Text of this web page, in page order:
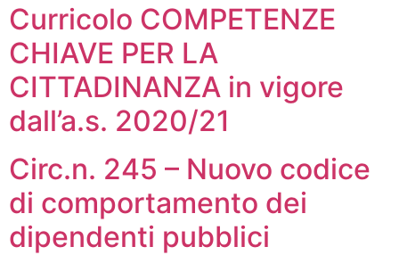
Curricolo COMPETENZE
CHIAVE PER LA
CITTADINANZA in vigore
dall’a.s. 2020/21
Circ.n. 245 – Nuovo codice
di comportamento dei
dipendenti pubblici